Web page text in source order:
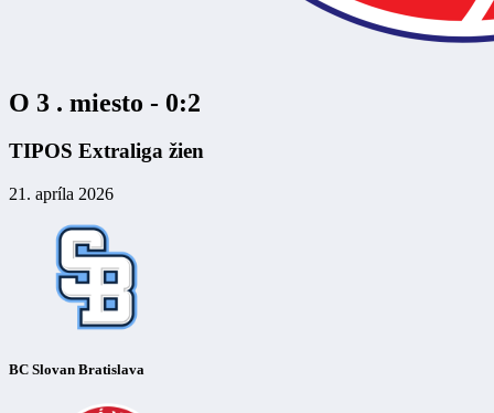
O 3 . miesto - 0:2
TIPOS Extraliga žien
21. apríla 2026
BC Slovan Bratislava